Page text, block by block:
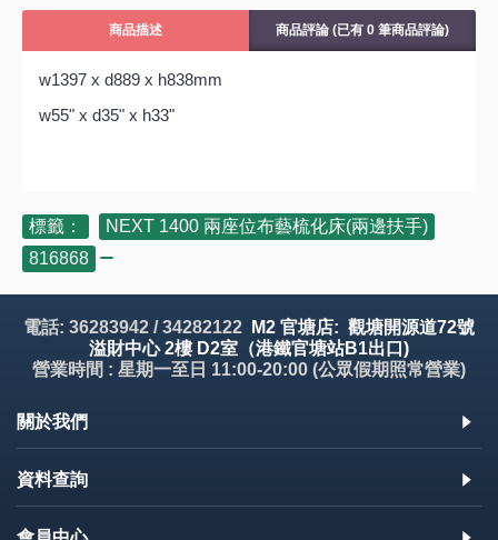
商品描述 商品評論 (已有 0 筆商品評論)
w1397 x d889 x h838mm
w55" x d35" x h33"
標籤： NEXT 1400 兩座位布藝梳化床(兩邊扶手)
816868
電話: 36283942 / 34282122
M2 官塘店: 觀塘開源道72號
溢財中心 2樓 D2室（港鐵官塘站B1出口)
營業時間 : 星期一至日 11:00-20:00 (公眾假期照常營業)
關於我們
資料查詢